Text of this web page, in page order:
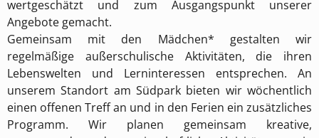
wertgeschätzt und zum Ausgangspunkt unserer
Angebote gemacht.
Gemeinsam mit den Mädchen* gestalten wir
regelmäßige außerschulische Aktivitäten, die ihren
Lebenswelten und Lerninteressen entsprechen. An
unserem Standort am Südpark bieten wir wöchentlich
einen offenen Treff an und in den Ferien ein zusätzliches
Programm. Wir planen gemeinsam kreative,